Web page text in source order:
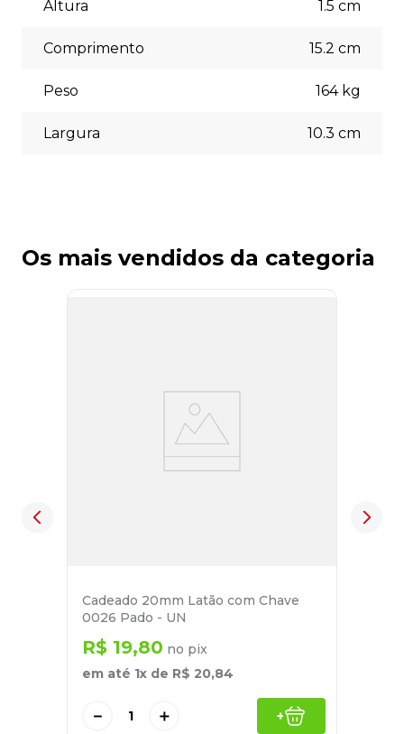
escolher a opção que melhor se adapte às suas
Altura 1.5 cm
Comprimento 15.2 cm
Peso 164kg
Largura 10.3 cm
Os mais vendidos da categoria
Cadeado 20mm Latão com Chave
0026 Pado - UN
R$ 19,80 no pix
em até 1x de R$ 20,84
＋
－ +